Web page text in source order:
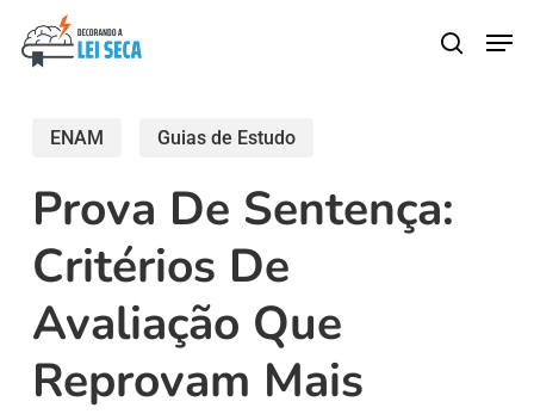
content
search
ENAM Guias de Estudo
Prova De Sentença:
Critérios De
Avaliação Que
Reprovam Mais